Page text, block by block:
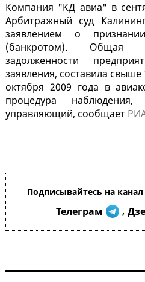
Компания "КД авиа" в
Арбитражный суд
заявлением о
(банкротом). Общая
задолженности
заявления, составила
октября 2009 года в
процедура наблюдения,
управляющий, сообщает
Подписывайтесь на
Телеграм ,